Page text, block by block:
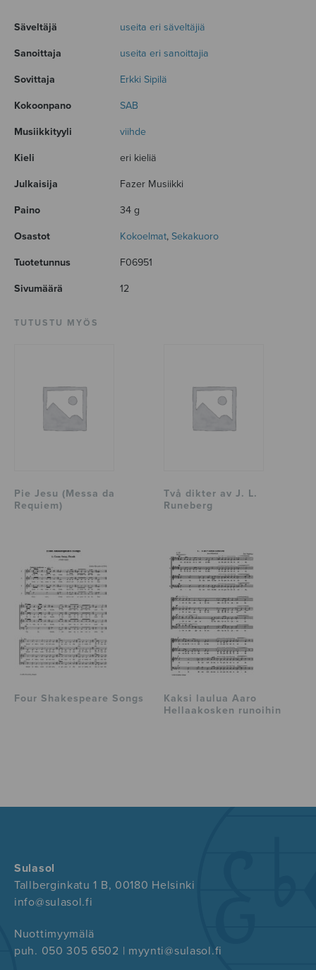
Säveltäjä useita eri säveltäjiä
Sanoittaja useita eri sanoittajia
Sovittaja Erkki Sipilä
Kokoonpano SAB
Musiikkityyli viihde
Kieli eri kieliä
Julkaisija Fazer Musiikki
Paino 34 g
Osastot Kokoelmat, Sekakuoro
Tuotetunnus F06951
Sivumäärä 12
TUTUSTU MYÖS
Pie Jesu (Messa da
Requiem)
Två dikter av J. L.
Runeberg
Four Shakespeare Songs
Kaksi laulua Aaro
Hellaakosken runoihin
Sulasol
Tallberginkatu 1 B, 00180 Helsinki
info@sulasol.fi
Nuottimyymälä
puh. 050 305 6502 | myynti@sulasol.fi